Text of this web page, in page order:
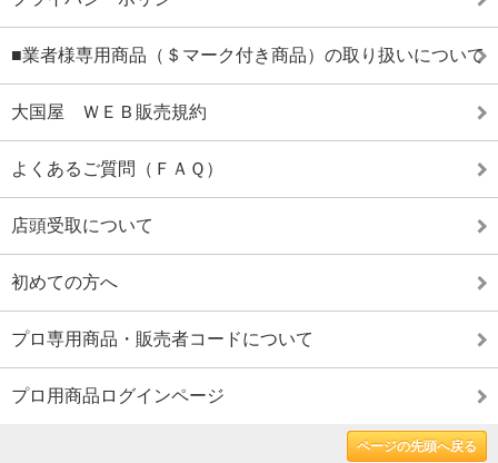
■業者様専用商品（＄マーク付き商品）の取り扱いについて
大国屋 ＷＥＢ販売規約
よくあるご質問（ＦＡＱ）
店頭受取について
初めての方へ
プロ専用商品・販売者コードについて
プロ用商品ログインページ
ページの先頭へ戻る